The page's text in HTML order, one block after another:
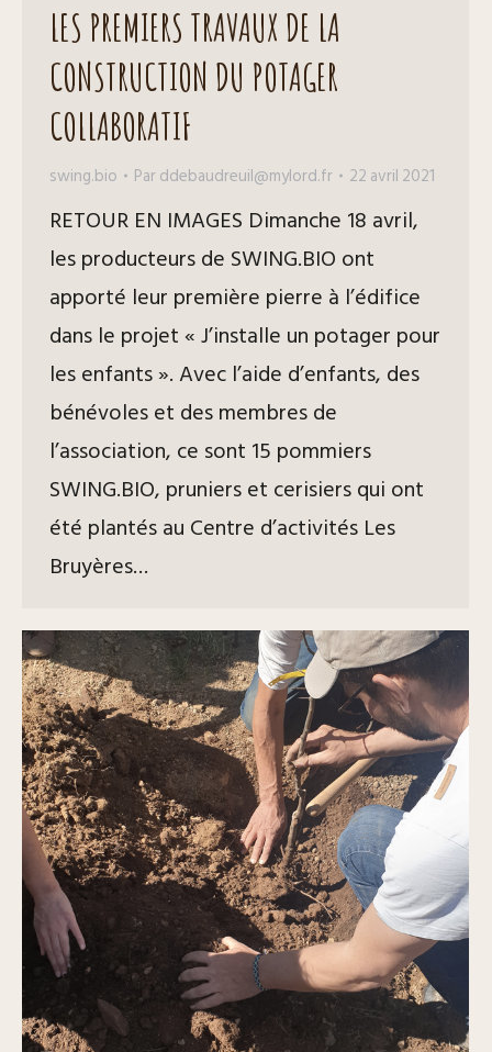
LES PREMIERS TRAVAUX DE LA
CONSTRUCTION DU POTAGER
COLLABORATIF
swing.bio Parddebaudreuil@mylord.fr 22 avril 2021
RETOUR EN IMAGES Dimanche 18 avril,
les producteurs de SWING.BIO ont
apporté leur première pierre à l’édifice
dans le projet « J’installe un potager pour
les enfants ». Avec l’aide d’enfants, des
bénévoles et des membres de
l’association, ce sont 15 pommiers
SWING.BIO, pruniers et cerisiers qui ont
été plantés au Centre d’activités Les
Bruyères…